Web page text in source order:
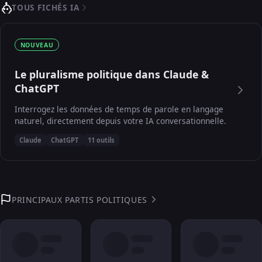
TOUS FICHÉS IA
NOUVEAU
Le pluralisme politique dans Claude &
ChatGPT
Interrogez les données de temps de parole en langage
naturel, directement depuis votre IA conversationnelle.
Claude ChatGPT 11 outils
PRINCIPAUX PARTIS POLITIQUES